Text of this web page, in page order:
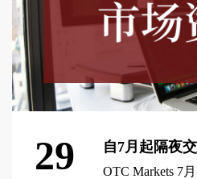
29 自7月起隔夜
OTC Markets 7